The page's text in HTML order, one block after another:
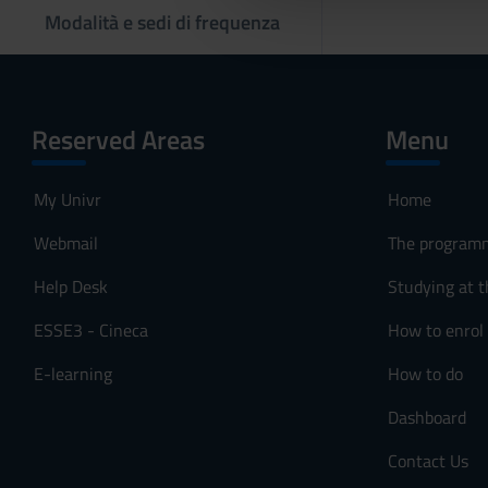
l
c
Modalità e sedi di frequenza
Reserved Areas
My Univr
Webmail
Help Desk
ESSE3 - Cineca
E-learning
Menu
Home
The
Studying at
How to enrol
How to do
Dashboard
Contact Us